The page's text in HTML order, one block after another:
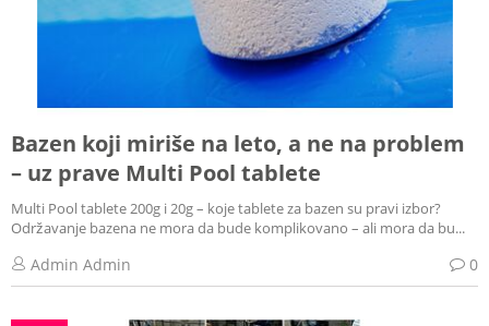
Bazen koji miriše na leto, a ne na problem
– uz prave Multi Pool tablete
Multi Pool tablete 200g i 20g – koje tablete za bazen su pravi izbor?
Održavanje bazena ne mora da bude komplikovano – ali mora da bu...
Admin Admin 0